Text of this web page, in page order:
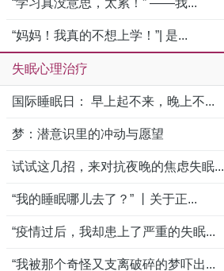
“妈妈！我真的不想上学！”| 是...
失眠心理治疗
国际睡眠日： 早上起不来，晚上不...
梦：潜意识里的冲动与愿望
试试这几招，来对抗夜晚的焦虑失眠...
“我的睡眠哪儿去了？” 丨关于正...
“疫情过后，我却患上了严重的失眠...
“我被那个奇怪又支离破碎的梦吓出...